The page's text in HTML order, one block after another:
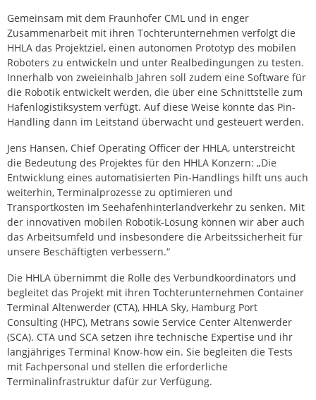
Gemeinsam mit dem Fraunhofer CML und in enger
Zusammenarbeit mit ihren Tochterunternehmen verfolgt die
HHLA das Projektziel, einen autonomen Prototyp des mobilen
Roboters zu entwickeln und unter Realbedingungen zu testen.
Innerhalb von zweieinhalb Jahren soll zudem eine Software für
die Robotik entwickelt werden, die über eine Schnittstelle zum
Hafenlogistiksystem verfügt. Auf diese Weise könnte das Pin-
Handling dann im Leitstand überwacht und gesteuert werden.
Jens Hansen, Chief Operating Officer der HHLA, unterstreicht
die Bedeutung des Projektes für den HHLA Konzern: „Die
Entwicklung eines automatisierten Pin-Handlings hilft uns auch
weiterhin, Terminalprozesse zu optimieren und
Transportkosten im Seehafenhinterlandverkehr zu senken. Mit
der innovativen mobilen Robotik-Lösung können wir aber auch
das Arbeitsumfeld und insbesondere die Arbeitssicherheit für
unsere Beschäftigten verbessern.“
Die HHLA übernimmt die Rolle des Verbundkoordinators und
begleitet das Projekt mit ihren Tochterunternehmen Container
Terminal Altenwerder (CTA), HHLA Sky, Hamburg Port
Consulting (HPC), Metrans sowie Service Center Altenwerder
(SCA). CTA und SCA setzen ihre technische Expertise und ihr
langjähriges Terminal Know-how ein. Sie begleiten die Tests
mit Fachpersonal und stellen die erforderliche
Terminalinfrastruktur dafür zur Verfügung.